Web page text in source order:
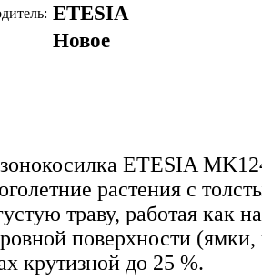
ETESIA
Новое
ETESIA
растения с
траву, работая как
поверхности
крутизной до 25 %.